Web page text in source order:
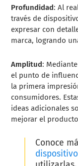
Profundidad : Al
través de
expresar con
marca, logrando
Amplitud :
el punto de
la primera
consumidores.
ideas adicionales
mejorar el
Conoce